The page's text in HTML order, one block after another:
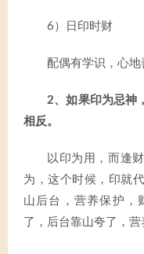
6）日印时财
配偶有学识，心地
2、如果印为忌神
相反。
以印为用，而逢
为，这个时候，印就
山后台，营养保护，
了，后台靠山夸了，